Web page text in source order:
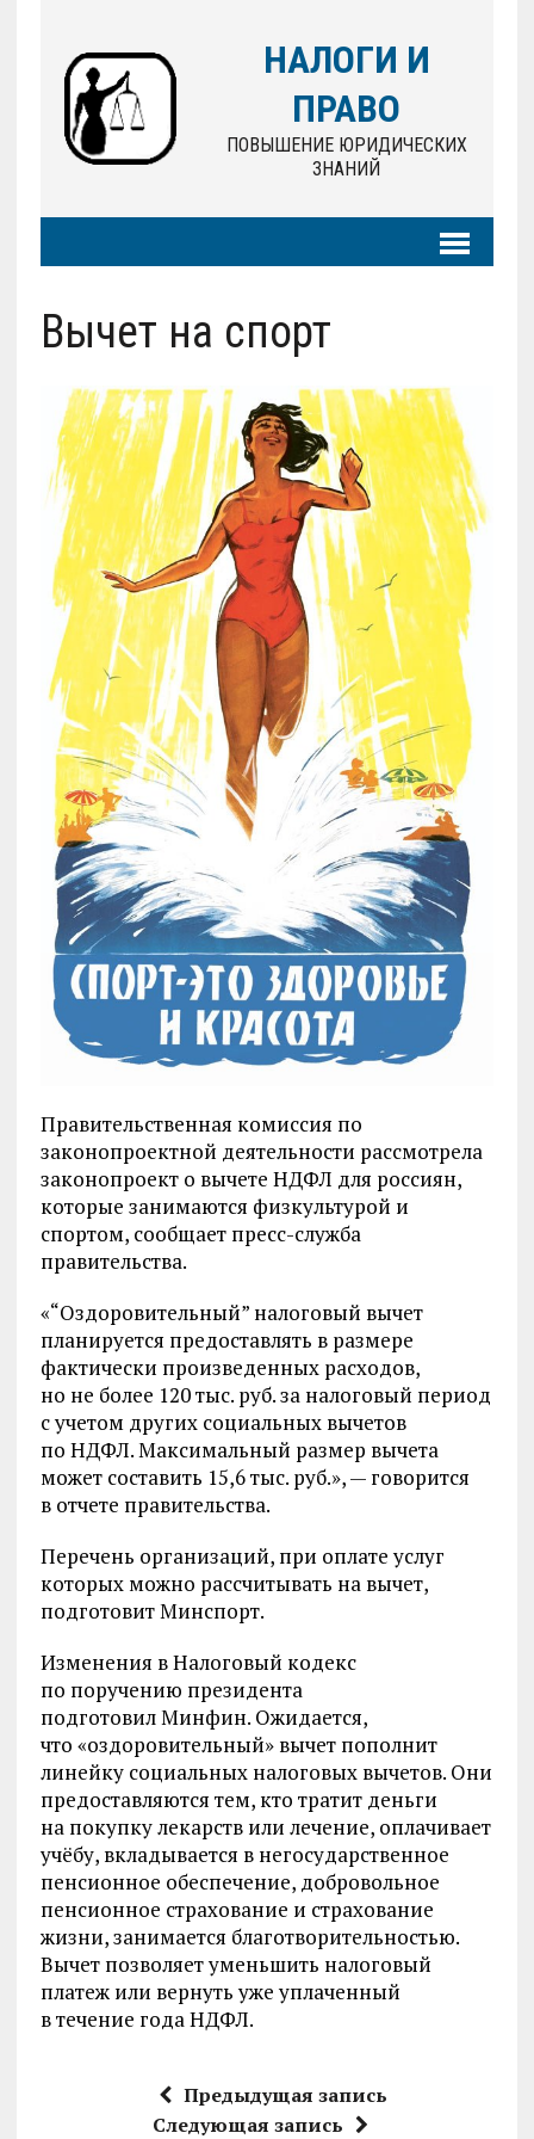
НАЛОГИ И
ПРАВО
ПОВЫШЕНИЕ ЮРИДИЧЕСКИХ
ЗНАНИЙ
Вычет на спорт
Правительственная комиссия по
законопроектной деятельности рассмотрела
законопроект о вычете НДФЛ для россиян,
которые занимаются физкультурой и
спортом, сообщает пресс-служба
правительства.
«“Оздоровительный” налоговый вычет
планируется предоставлять в размере
фактически произведенных расходов,
но не более 120 тыс. руб. за налоговый период
с учетом других социальных вычетов
по НДФЛ. Максимальный размер вычета
может составить 15,6 тыс. руб.», — говорится
в отчете правительства.
Перечень организаций, при оплате услуг
которых можно рассчитывать на вычет,
подготовит Минспорт.
Изменения в Налоговый кодекс
по поручению президента
подготовил Минфин. Ожидается,
что «оздоровительный» вычет пополнит
линейку социальных налоговых вычетов. Они
предоставляются тем, кто тратит деньги
на покупку лекарств или лечение, оплачивает
учёбу, вкладывается в негосударственное
пенсионное обеспечение, добровольное
пенсионное страхование и страхование
жизни, занимается благотворительностью.
Вычет позволяет уменьшить налоговый
платеж или вернуть уже уплаченный
в течение года НДФЛ.
Предыдущая запись
Следующая запись